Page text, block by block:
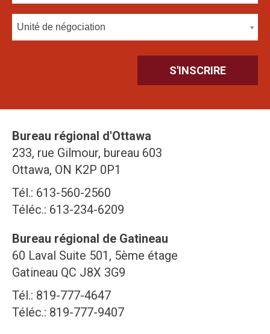
Unité de négociation
Bureau régional d'Ottawa
233, rue Gilmour, bureau 603
Ottawa, ON K2P 0P1
Tél.: 613-560-2560
Téléc.: 613-234-6209
Bureau régional de Gatineau
60 Laval Suite 501, 5ème étage
Gatineau QC J8X 3G9
Tél.: 819-777-4647
Téléc.: 819-777-9407